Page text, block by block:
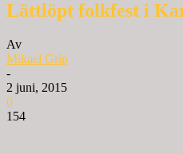
Lättlöpt folkfest i
Av
Mikael Grip
-
2 juni, 2015
0
154